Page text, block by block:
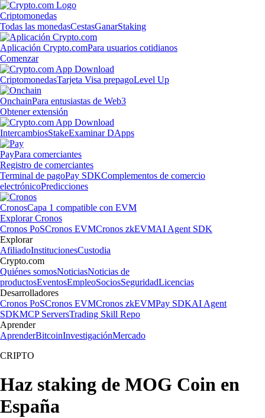
Criptomonedas
Todas las monedasCestasGanarStaking
Aplicación Crypto.comPara usuarios cotidianos
Comenzar
CriptomonedasTarjeta Visa prepagoLevel Up
OnchainPara entusiastas de Web3
Obtener extensión
IntercambiosStakeExaminar DApps
PayPara comerciantes
Registro de comerciantes
Terminal de pagoPay SDKComplementos de comercio
electrónicoPredicciones
CronosCapa 1 compatible con EVM
Explorar Cronos
Cronos PoSCronos EVMCronos zkEVMAI Agent SDK
Explorar
AfiliadoInstitucionesCustodia
Crypto.com
Quiénes somosNoticiasNoticias de
productosEventosEmpleoSociosSeguridadLicencias
Desarrolladores
Cronos PoSCronos EVMCronos zkEVMPay SDKAI Agent
SDKMCP ServersTrading Skill Repo
Aprender
AprenderBitcoinInvestigaciónMercado
CRIPTO
Haz staking de MOG Coin en
España